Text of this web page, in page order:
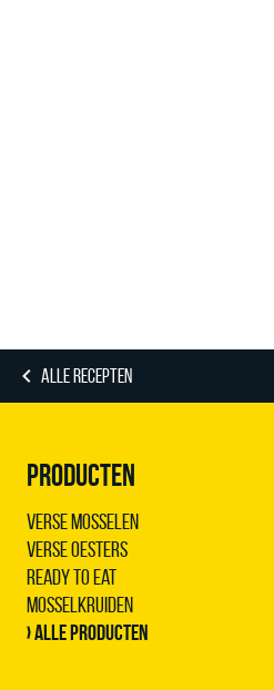
ALLE RECEPTEN
PRODUCTEN
Verse Mosselen
Verse Oesters
Ready to Eat
Mosselkruiden
› Alle producten